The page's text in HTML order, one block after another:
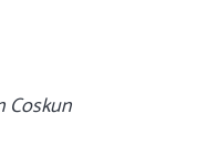
Coskun